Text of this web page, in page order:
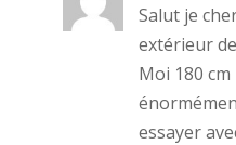
Salut je
extérieur
Moi 180
essayer